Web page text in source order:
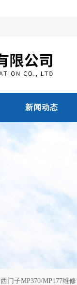
新闻动态
西门子MP370/MP177维修